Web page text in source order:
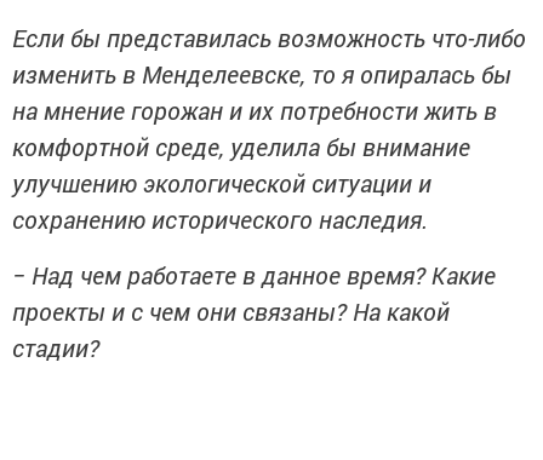
Если бы представилась возможность что-либо
изменить в Менделеевске, то я опиралась бы
на мнение горожан и их потребности жить в
комфортной среде, уделила бы внимание
улучшению экологической ситуации и
сохранению исторического наследия.
− Над чем работаете в данное время? Какие
проекты и с чем они связаны? На какой
стадии?